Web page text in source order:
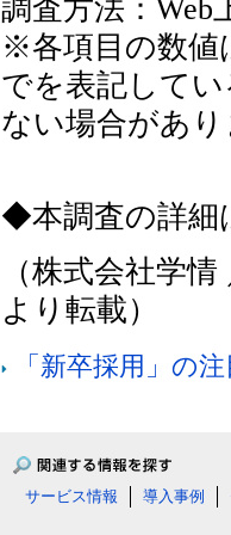
調査方法：
※各項目の数値
でを表記して
ない場合があ
◆本調査の詳細
（株式会社学
より転載）
「新卒採用」の
サービス情報 導入事例